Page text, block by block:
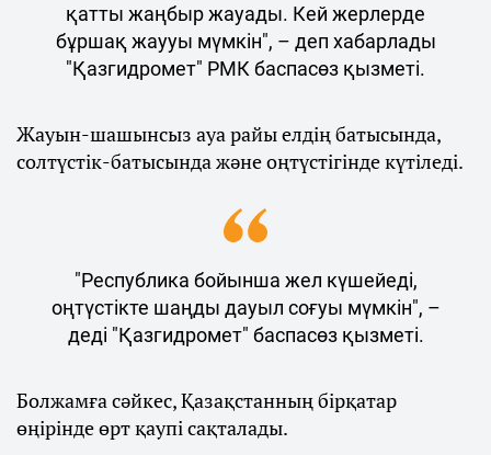
қатты жаңбыр жауады. Кей жерлерде
бұршақ жаууы мүмкін", – деп хабарлады
"Қазгидромет" РМК баспасөз қызметі.
Жауын-шашынсыз ауа райы елдің батысында,
солтүстік-батысында және оңтүстігінде күтіледі.
"Республика бойынша жел күшейеді,
оңтүстікте шаңды дауыл соғуы мүмкін", –
деді "Қазгидромет" баспасөз қызметі.
Болжамға сәйкес, Қазақстанның бірқатар
өңірінде өрт қаупі сақталады.